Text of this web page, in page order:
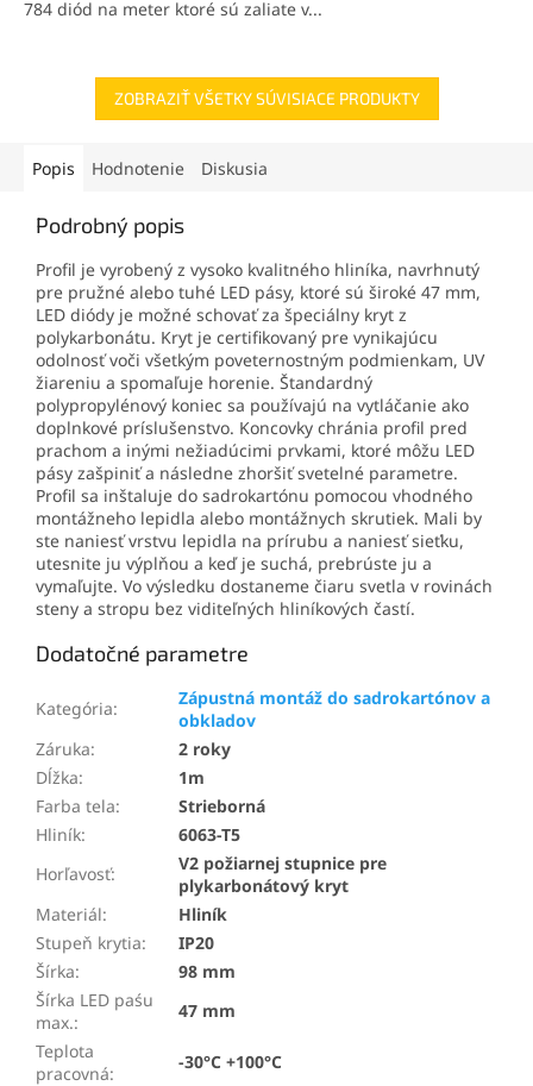
784 diód na meter ktoré sú zaliate v...
ZOBRAZIŤ VŠETKY SÚVISIACE PRODUKTY
Popis Hodnotenie Diskusia
Podrobný popis
Profil je vyrobený z vysoko kvalitného hliníka, navrhnutý
pre pružné alebo tuhé LED pásy, ktoré sú široké 47 mm,
LED diódy je možné schovať za špeciálny kryt z
polykarbonátu. Kryt je certifikovaný pre vynikajúcu
odolnosť voči všetkým poveternostným podmienkam, UV
žiareniu a spomaľuje horenie. Štandardný
polypropylénový koniec sa používajú na vytláčanie ako
doplnkové príslušenstvo. Koncovky chránia profil pred
prachom a inými nežiadúcimi prvkami, ktoré môžu LED
pásy zašpiniť a následne zhoršiť svetelné parametre.
Profil sa inštaluje do sadrokartónu pomocou vhodného
montážneho lepidla alebo montážnych skrutiek. Mali by
ste naniesť vrstvu lepidla na prírubu a naniesť sieťku,
utesnite ju výplňou a keď je suchá, prebrúste ju a
vymaľujte. Vo výsledku dostaneme čiaru svetla v rovinách
steny a stropu bez viditeľných hliníkových častí.
Dodatočné parametre
Kategória:
Zápustná montáž do sadrokartónov a
obkladov
Záruka:
2 roky
Dĺžka:
1m
Farba tela:
Strieborná
Hliník:
6063-T5
Horľavosť:
V2 požiarnej stupnice pre
plykarbonátový kryt
Materiál:
Hliník
Stupeň krytia:
IP20
Šírka:
98 mm
Šírka LED paśu
max.:
47 mm
Teplota
pracovná:
-30°C +100°C